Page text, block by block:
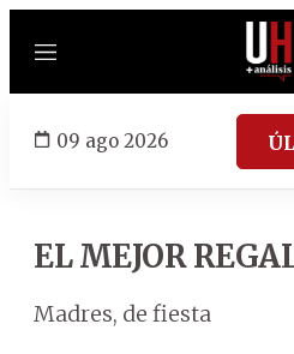
Menú
09 ago 2026
EL MEJOR
Madres, de fiesta